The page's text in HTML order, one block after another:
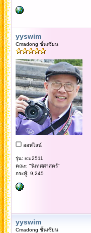
yyswim
Cmadong ชั้นเซียน
ออฟไลน์
รุ่น: rcu2511
คณะ: "นิเทศศาสตร์"
กระทู้: 9,245
yyswim
Cmadong ชั้นเซียน